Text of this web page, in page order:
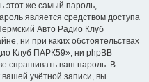
этот же самый пароль,
является средством доступа
Авто Радио Клуб
ни при каких обстоятельствах
Клуб ПАРК59», ни phpBB
спрашивать ваш пароль. В
учётной записи, вы